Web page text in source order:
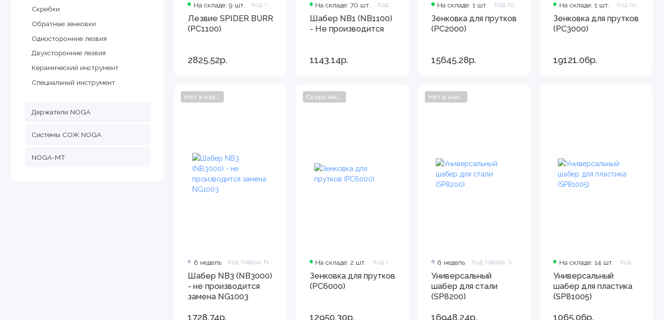
Скребки
Обратные зенковки
Односторонние лезвия
Двухсторонние лезвия
Керамический инструмент
Специальный инструмент
Держатели NOGA
Системы СОЖ NOGA
NOGA-MT
На складе: 9 шт.
Лезвие SPIDER BURR
(PC1100)
2825.52р.
На складе: 70 шт.
Шабер NB1 (NB1100)
- Не производится
1143.14р.
На складе: 1 шт. Код товара: PC2000
Зенковка для прутков
(PC2000)
15645.28р.
На складе: 1 шт. Код товара: PC3000
Зенковка для прутков
(PC3000)
19121.06р.
Нет в наличии
6 недель
Шабер NB3 (NB3000)
- не производится
замена NG1003
1728.74р.
Скоро закончится
На складе: 2 шт.
Зенковка для прутков
(PC6000)
12950.30р.
Нет в наличии
6 недель Код товара: SP8200
Универсальный
шабер для стали
(SP8200)
16948.24р.
На складе: 14 шт.
Универсальный
шабер для пластика
(SP81005)
1065.06р.